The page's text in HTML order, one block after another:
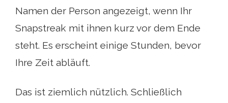
Namen der Person angezeigt, wenn Ihr
Snapstreak mit ihnen kurz vor dem Ende
steht. Es erscheint einige Stunden, bevor
Ihre Zeit abläuft.
Das ist ziemlich nützlich. Schließlich